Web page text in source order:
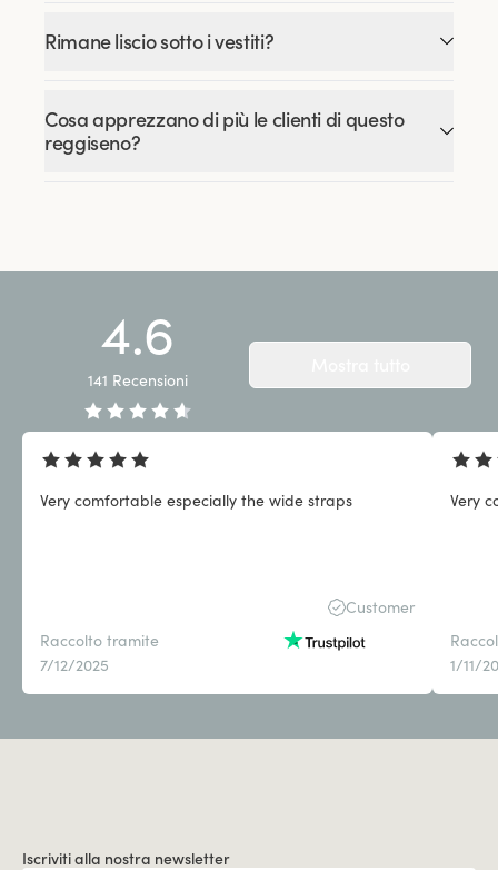
Rimane liscio sotto i vestiti?
Cosa apprezzano di più le clienti di questo
reggiseno?
4.6
141 Recensioni
Very comfortable especially the wide straps
Customer
Raccolto tramite
7/12/2025
Very
1/11/
Iscriviti alla nostra newsletter